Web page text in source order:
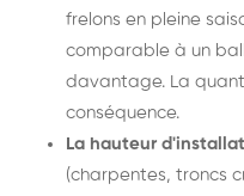
frelons en pleine
comparable à un
davantage. La
conséquence.
La hauteur
(charpentes, troncs